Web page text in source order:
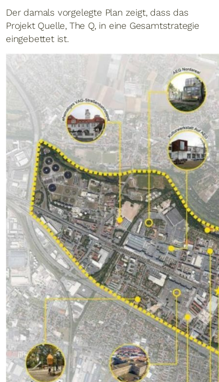
Der damals vorgelegte Plan zeigt, dass das
Projekt Quelle, The Q, in eine Gesamtstrategie
eingebettet ist.